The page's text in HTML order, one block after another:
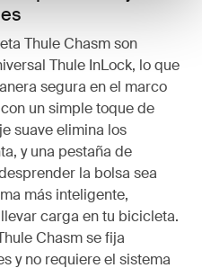
Thule Chasm son
Thule InLock, lo que
segura en el marco
un simple toque de
suave elimina los
y una pestaña de
la bolsa sea
más inteligente,
carga en tu bicicleta.
Chasm se fija
y no requiere el sistema